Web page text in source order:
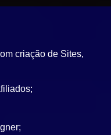
criação de Sites,